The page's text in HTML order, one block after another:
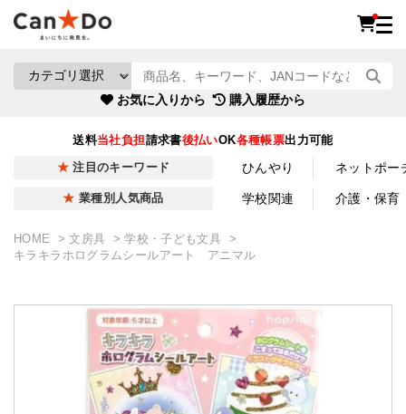
お気に入りから 購入履歴から
送料当社負担請求書後払いOK各種帳票出力可能
注目のキーワード ひんやり ネットポー
業種別人気商品 学校関連 介護・保育
HOME 文房具
学校・子ども文具
キラキラホログラムシールアート アニマル